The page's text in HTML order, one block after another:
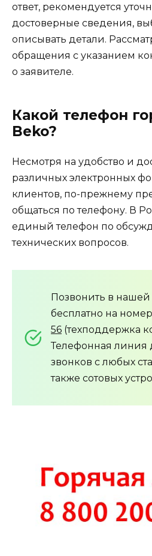
ответ, рекомендуется
достоверные сведения,
описывать детали.
обращения с указанием
о заявителе.
Какой телефон
Beko?
Несмотря на удобство и
различных электронных
клиентов, по-прежнему
общаться по телефону. В
единый телефон по
технических вопросов.
Позвонить в
бесплатно на
56 (техподдержка
Телефонная линия
звонков с любых
также сотовых